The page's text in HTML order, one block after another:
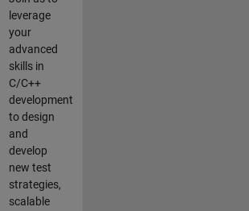
leverage
your
advanced
skills in
C/C++
development
to design
and
develop
new test
strategies,
scalable